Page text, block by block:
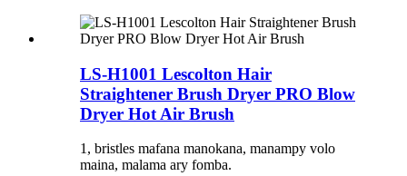
LS-H1001 Lescolton Hair
Straightener Brush Dryer PRO Blow
Dryer Hot Air Brush
1, bristles mafana manokana, manampy volo
maina, malama ary fomba.